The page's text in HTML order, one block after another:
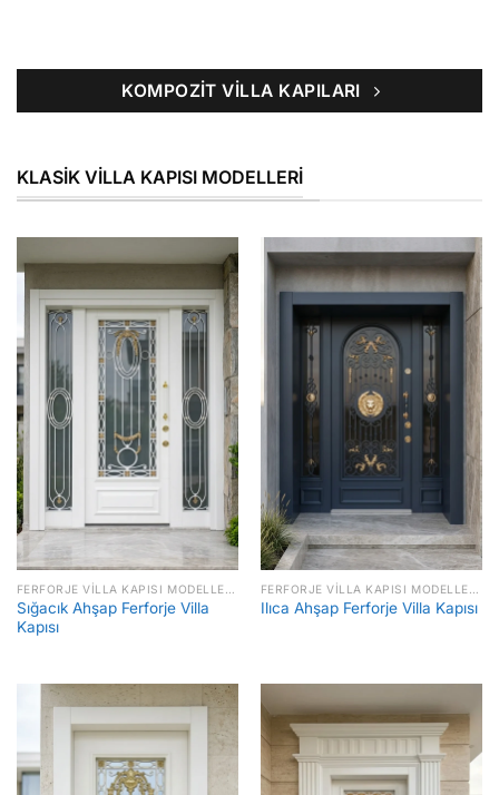
KOMPOZIT VILLA KAPILARI
KLASIK VILLA KAPISI MODELLERI
Sığacık Ahşap Ferforje Villa
Kapısı
Ilıca Ahşap Ferforje Villa Kapısı